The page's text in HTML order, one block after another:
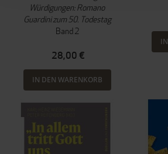
Würdigungen: Romano
Guardini zum 50. Todestag
Band 2
28,00 €
IN DEN WARENKORB